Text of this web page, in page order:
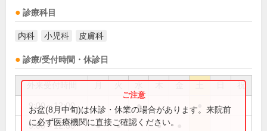
診療科目
内科 小児科 皮膚科
診療/受付時間・休診日
祝
9:00～12:00 ●
9:00～12:30 ● ● ●
お盆(8月中旬)は休診・休業の場合があります。来院前
に必ず医療機関に直接ご確認ください。